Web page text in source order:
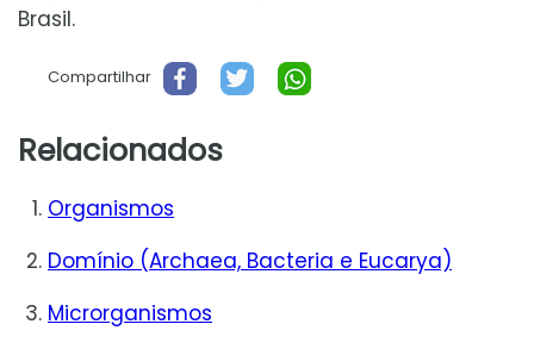
Brasil.
Compartilhar
Relacionados
Organismos
Domínio (Archaea, Bacteria e Eucarya)
Microrganismos